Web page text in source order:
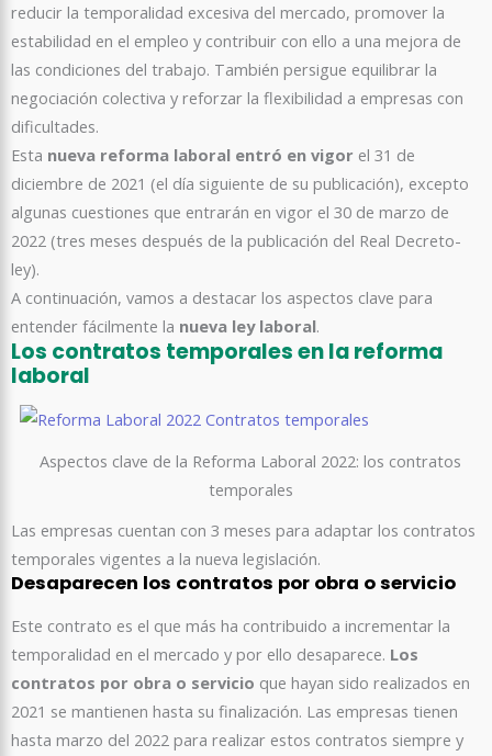
reducir la temporalidad excesiva del mercado, promover la
estabilidad en el empleo y contribuir con ello a una mejora de
las condiciones del trabajo. También persigue equilibrar la
negociación colectiva y reforzar la flexibilidad a empresas con
dificultades.
Esta nueva reforma laboral entró en vigor el 31 de
diciembre de 2021 (el día siguiente de su publicación), excepto
algunas cuestiones que entrarán en vigor el 30 de marzo de
2022 (tres meses después de la publicación del Real Decreto-
ley).
A continuación, vamos a destacar los aspectos clave para
entender fácilmente la nueva ley laboral.
Los contratos temporales en la reforma
laboral
Aspectos clave de la Reforma Laboral 2022: los contratos
temporales
Las empresas cuentan con 3 meses para adaptar los contratos
temporales vigentes a la nueva legislación.
Desaparecen los contratos por obra o servicio
Este contrato es el que más ha contribuido a incrementar la
temporalidad en el mercado y por ello desaparece. Los
contratos por obra o servicio que hayan sido realizados en
2021 se mantienen hasta su finalización. Las empresas tienen
hasta marzo del 2022 para realizar estos contratos siempre y